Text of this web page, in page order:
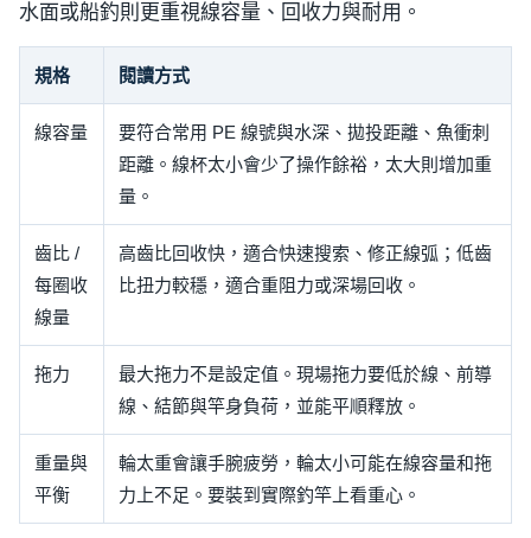
水面或船釣則更重視線容量、回收力與耐用。
規格 閱讀方式
線容量
要符合常用 PE 線號與水深、拋投距離、魚衝刺
距離。線杯太小會少了操作餘裕，太大則增加重
量。
齒比 /
每圈收
線量
高齒比回收快，適合快速搜索、修正線弧；低齒
比扭力較穩，適合重阻力或深場回收。
拖力
最大拖力不是設定值。現場拖力要低於線、前導
線、結節與竿身負荷，並能平順釋放。
重量與
平衡
輪太重會讓手腕疲勞，輪太小可能在線容量和拖
力上不足。要裝到實際釣竿上看重心。